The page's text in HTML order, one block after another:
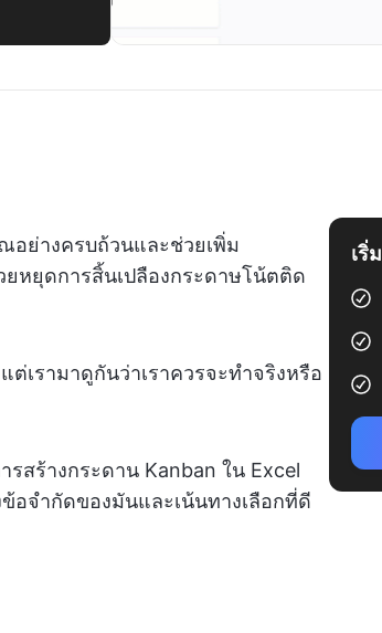
อย่างครบถ้วนและช่วยเพิ่ม
หยุดการสิ้นเปลืองกระดาษโน้ตติด
เรามาดูกันว่าเราควรจะทำจริงหรือ
สร้างกระดาน Kanban ใน Excel
อจำกัดของมันและเน้นทางเลือกที่ดี
เริ่